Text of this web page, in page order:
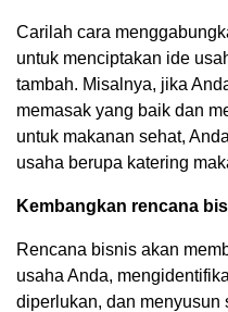
Carilah cara
untuk menciptakan ide
tambah. Misalnya, jika
memasak yang baik dan
untuk makanan sehat,
usaha berupa katering
Kembangkan rencana
Rencana bisnis akan
usaha Anda,
diperlukan, dan menyusun